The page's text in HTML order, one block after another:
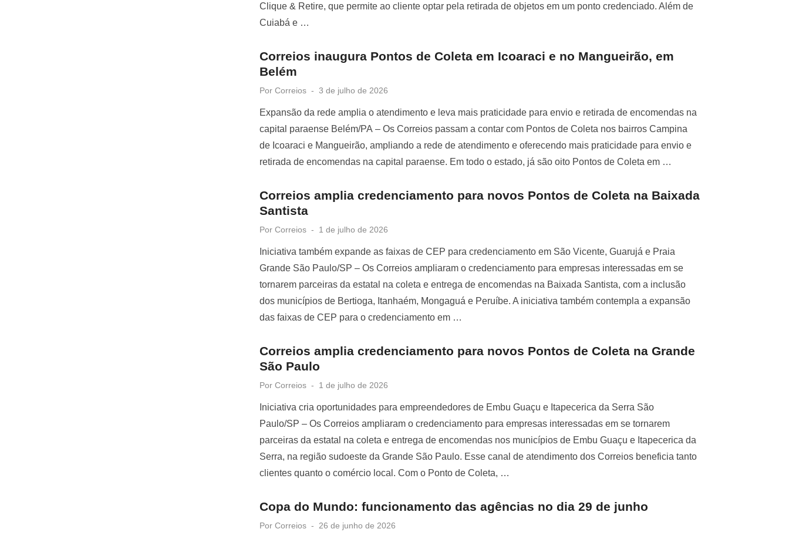
Clique & Retire, que permite ao cliente optar pela retirada de objetos em um ponto credenciado. Além de
Cuiabá e …
Correios inaugura Pontos de Coleta em Icoaraci e no Mangueirão, em
Belém
Por Correios
Posted
3 de julho de 2026
Expansão da rede amplia o atendimento e leva mais praticidade para envio e retirada de encomendas na
capital paraense Belém/PA – Os Correios passam a contar com Pontos de Coleta nos bairros Campina
de Icoaraci e Mangueirão, ampliando a rede de atendimento e oferecendo mais praticidade para envio e
retirada de encomendas na capital paraense. Em todo o estado, já são oito Pontos de Coleta em …
Correios amplia credenciamento para novos Pontos de Coleta na Baixada
Santista
Por Correios
Posted
1 de julho de 2026
Iniciativa também expande as faixas de CEP para credenciamento em São Vicente, Guarujá e Praia
Grande São Paulo/SP – Os Correios ampliaram o credenciamento para empresas interessadas em se
tornarem parceiras da estatal na coleta e entrega de encomendas na Baixada Santista, com a inclusão
dos municípios de Bertioga, Itanhaém, Mongaguá e Peruíbe. A iniciativa também contempla a expansão
das faixas de CEP para o credenciamento em …
Correios amplia credenciamento para novos Pontos de Coleta na Grande
São Paulo
Por Correios
Posted
1 de julho de 2026
Iniciativa cria oportunidades para empreendedores de Embu Guaçu e Itapecerica da Serra São
Paulo/SP – Os Correios ampliaram o credenciamento para empresas interessadas em se tornarem
parceiras da estatal na coleta e entrega de encomendas nos municípios de Embu Guaçu e Itapecerica da
Serra, na região sudoeste da Grande São Paulo. Esse canal de atendimento dos Correios beneficia tanto
clientes quanto o comércio local. Com o Ponto de Coleta, …
Copa do Mundo: funcionamento das agências no dia 29 de junho
Por Correios
Posted
26 de junho de 2026